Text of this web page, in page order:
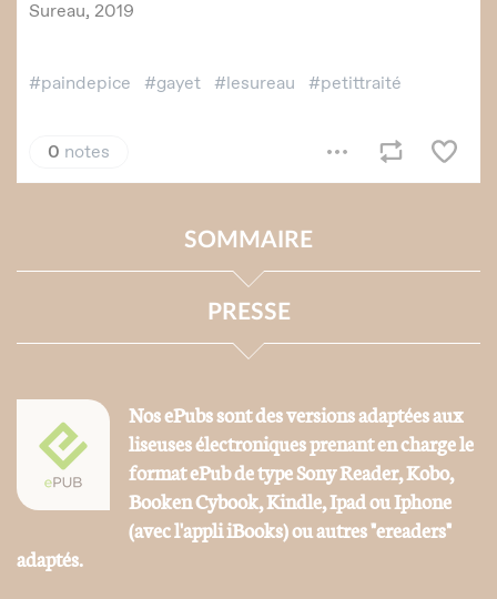
SOMMAIRE
PRESSE
Nos ePubs sont des versions adaptées aux
liseuses électroniques prenant en charge le
format ePub de type Sony Reader, Kobo,
Booken Cybook, Kindle, Ipad ou Iphone
(avec l'appli iBooks) ou autres "ereaders"
adaptés.